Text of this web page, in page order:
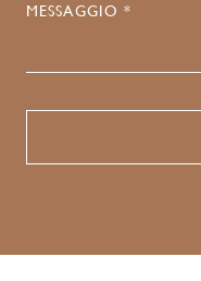
MESSAGGIO *